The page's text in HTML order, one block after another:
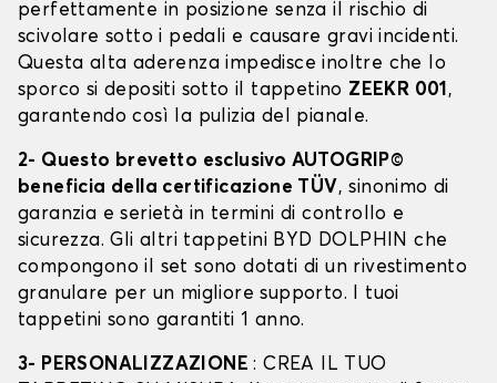
perfettamente in posizione senza il rischio di
scivolare sotto i pedali e causare gravi incidenti.
Questa alta aderenza impedisce inoltre che lo
sporco si depositi sotto il tappetino ZEEKR 001,
garantendo così la pulizia del pianale.
2- Questo brevetto esclusivo AUTOGRIP©
beneficia della certificazione TÜV, sinonimo di
garanzia e serietà in termini di controllo e
sicurezza. Gli altri tappetini BYD DOLPHIN che
compongono il set sono dotati di un rivestimento
granulare per un migliore supporto. I tuoi
tappetini sono garantiti 1 anno.
3- PERSONALIZZAZIONE: CREA IL TUO